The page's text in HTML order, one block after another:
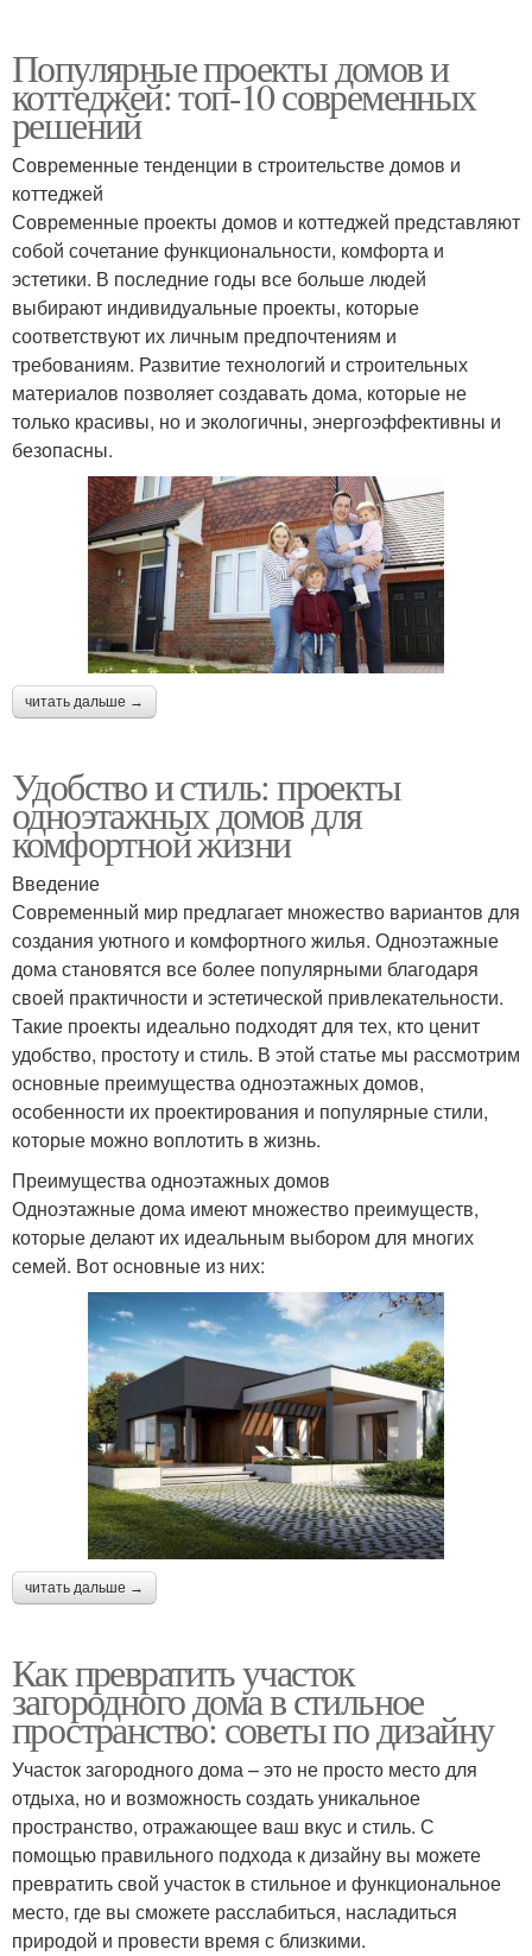
Популярные проекты домов и
коттеджей: топ-10 современных
решений
Современные тенденции в строительстве домов и
коттеджей
Современные проекты домов и коттеджей представляют
собой сочетание функциональности, комфорта и
эстетики. В последние годы все больше людей
выбирают индивидуальные проекты, которые
соответствуют их личным предпочтениям и
требованиям. Развитие технологий и строительных
материалов позволяет создавать дома, которые не
только красивы, но и экологичны, энергоэффективны и
безопасны.
читать дальше →
Удобство и стиль: проекты
одноэтажных домов для
комфортной жизни
Введение
Современный мир предлагает множество вариантов для
создания уютного и комфортного жилья. Одноэтажные
дома становятся все более популярными благодаря
своей практичности и эстетической привлекательности.
Такие проекты идеально подходят для тех, кто ценит
удобство, простоту и стиль. В этой статье мы рассмотрим
основные преимущества одноэтажных домов,
особенности их проектирования и популярные стили,
которые можно воплотить в жизнь.
Преимущества одноэтажных домов
Одноэтажные дома имеют множество преимуществ,
которые делают их идеальным выбором для многих
семей. Вот основные из них:
читать дальше →
Как превратить участок
загородного дома в стильное
пространство: советы по дизайну
Участок загородного дома – это не просто место для
отдыха, но и возможность создать уникальное
пространство, отражающее ваш вкус и стиль. С
помощью правильного подхода к дизайну вы можете
превратить свой участок в стильное и функциональное
место, где вы сможете расслабиться, насладиться
природой и провести время с близкими.